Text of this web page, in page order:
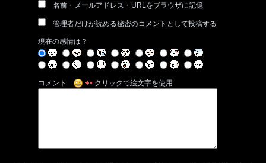
名前・メールアドレス・URLをブラウザに記憶
管理者だけが読める秘密のコメントとして投稿する
現在の感情は？
コメント クリックで絵文字を使用